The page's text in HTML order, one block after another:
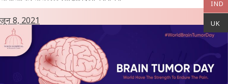
IND
UK
जून 8, 2021